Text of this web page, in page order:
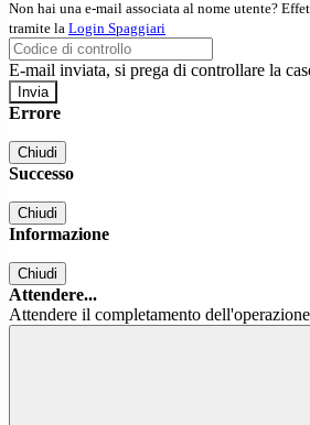
Non hai una e-mail associata al nome utente?
tramite la Login Spaggiari
E-mail inviata, si prega di controllare la
Errore
Chiudi
Successo
Chiudi
Informazione
Chiudi
Attendere...
Attendere il completamento